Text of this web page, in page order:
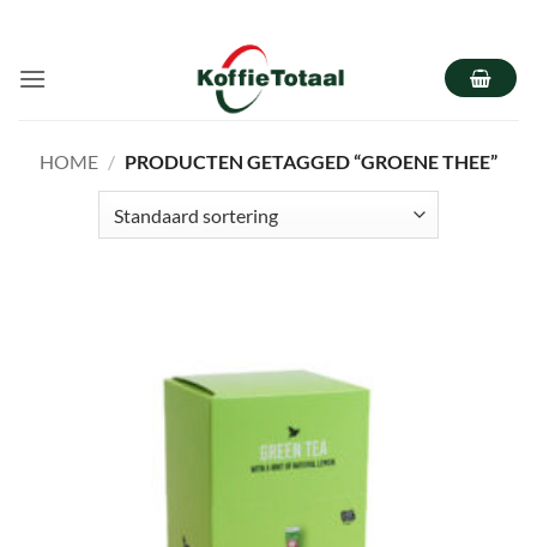
inhoud
HOME / PRODUCTEN GETAGGED “GROENE THEE”